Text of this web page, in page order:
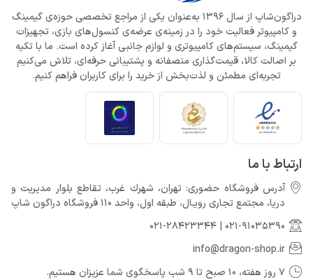
دراگون‌شاپ از سال 1396 به‌عنوان یکی از مراجع تخصصی حوزه‌ی گیمینگ
و کامپیوتر فعالیت خود را در زمینه‌ی عرضه‌ی کنسول‌های بازی، تجهیزات
گیمینگ، سیستم‌های کامپیوتری و لوازم جانبی آغاز کرده است. ما با تکیه
بر اصالت کالا، قیمت‌گذاری منصفانه و پشتیبانی حرفه‌ای، تلاش می‌کنیم
تجربه‌ای مطمئن و لذت‌بخش از خرید را برای کاربران فراهم کنیم.
ارتباط با ما
آدرس فروشگاه حضوری: تهران، شهرك غرب، تقاطع بلوار مدیریت و
دريا، مجتمع تجارى رويـال، طبقه اول، واحد 110 فروشگاه دراگون شاپ
021-91035390
021-28423344
info@dragon-shop.ir
7 روز هفته، 10 صبح تا 9 شب پاسخگوی شما عزیزان هستیم.